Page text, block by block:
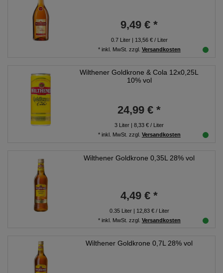
9,49 € *
0.7Liter| 13,56 € / Liter
* inkl. MwSt. zzgl. Versandkosten
Wilthener Goldkrone & Cola 12x0,25L
10% vol
24,99 € *
3 Liter | 8,33 € / Liter
* inkl. MwSt. zzgl. Versandkosten
Wilthener Goldkrone 0,35L 28% vol
4,49 € *
0.35Liter| 12,83 € / Liter
* inkl. MwSt. zzgl. Versandkosten
Wilthener Goldkrone 0,7L 28% vol